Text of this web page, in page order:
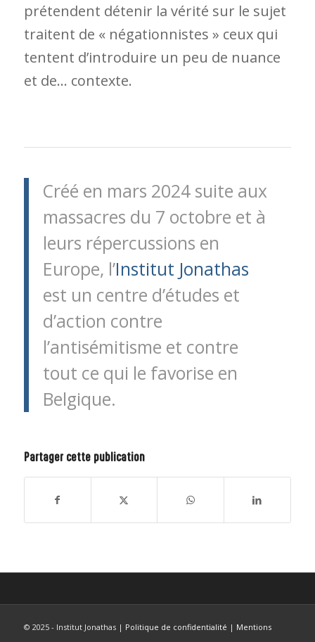
prétendent détenir la vérité sur le sujet
traitent de « négationnistes » ceux qui
tentent d’introduire un peu de nuance
et de… contexte.
Créé en mars 2024 suite aux
massacres du 7 octobre et à
leurs répercussions en
Europe, l’Institut Jonathas
est un centre d’études et
d’action contre
l’antisémitisme et contre
tout ce qui le favorise en
Belgique.
Partager cette publication
© 2025 - Institut Jonathas | Politique de confidentialité | Mentions